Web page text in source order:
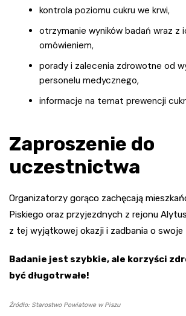
kontrola poziomu cukru we krwi,
otrzymanie wyników badań wraz z
omówieniem,
porady i zalecenia zdrowotne od
personelu medycznego,
informacje na temat prewencji
Zaproszenie do
uczestnictwa
Organizatorzy gorąco zachęcają
Piskiego oraz przyjezdnych z rejonu
z tej wyjątkowej okazji i zadbania o swoje
Badanie jest szybkie, ale korzyści
być długotrwałe!
Źródło: Starostwo Powiatowe w Piszu